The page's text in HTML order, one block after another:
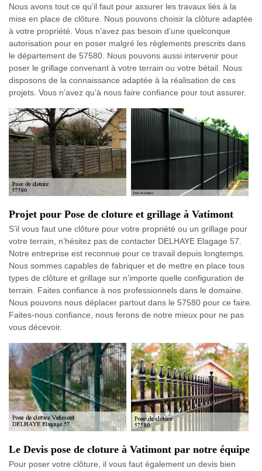
Nous avons tout ce qu’il faut pour assurer les travaux liés à la
mise en place de clôture. Nous pouvons choisir la clôture adaptée
à votre propriété. Vous n’avez pas besoin d’une quelconque
autorisation pour en poser malgré les règlements prescrits dans
le département de 57580. Nous pouvons aussi intervenir pour
poser le grillage convenant à votre terrain ou votre bétail. Nous
disposons de la connaissance adaptée à la réalisation de ces
projets. Vous n’avez qu’à nous faire confiance pour tout assurer.
Projet pour Pose de cloture et grillage à Vatimont
S’il vous faut une clôture pour votre propriété ou un grillage pour
votre terrain, n’hésitez pas de contacter DELHAYE Elagage 57.
Notre entreprise est reconnue pour ce travail depuis longtemps.
Nous sommes capables de fabriquer et de mettre en place tous
types de clôture et grillage sur n’importe quelle configuration de
terrain. Faites confiance à nos professionnels dans le domaine.
Nous pouvons nous déplacer partout dans le 57580 pour ce faire.
Faites-nous confiance, nous ferons de notre mieux pour ne pas
vous décevoir.
Le Devis pose de cloture à Vatimont par notre équipe
Pour poser votre clôture, il vous faut également un devis bien